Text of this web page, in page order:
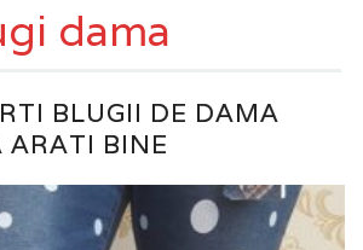
dama
BLUGII DE DAMA
ARATI BINE